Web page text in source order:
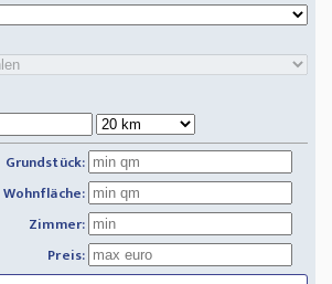
Grundstück:
Wohnfläche:
Zimmer:
Preis: